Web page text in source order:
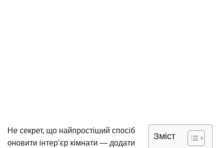
Зміст
Не секрет, що найпростіший спосіб
оновити інтер’єр кімнати — додати